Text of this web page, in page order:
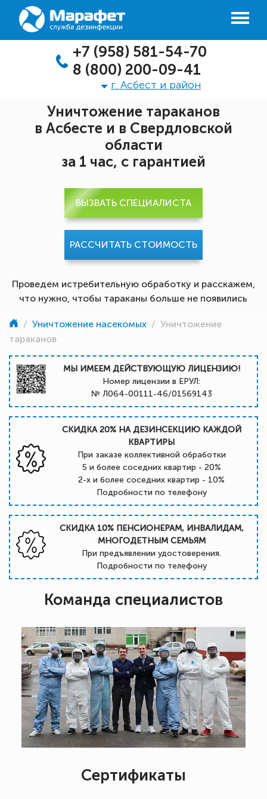
+7 (958) 581-54-70
8 (800) 200-09-41
г. Асбест и район
Уничтожение тараканов
в Асбесте и в Свердловской
области
за 1 час, с гарантией
Проведем истребительную обработку и расскажем,
что нужно, чтобы тараканы больше не появились
ВЫЗВАТЬ СПЕЦИАЛИСТА
РАССЧИТАТЬ СТОИМОСТЬ
/ Уничтожение насекомых / Уничтожение
тараканов
МЫ ИМЕЕМ ДЕЙСТВУЮЩУЮ ЛИЦЕНЗИЮ!
Номер лицензии в ЕРУЛ:
№ Л064-00111-46/01569143
СКИДКА 20% НА ДЕЗИНСЕКЦИЮ КАЖДОЙ
КВАРТИРЫ
При заказе коллективной обработки
5 и более соседних квартир - 20%
2-х и более соседних квартир - 10%
Подробности по телефону
СКИДКА 10% ПЕНСИОНЕРАМ, ИНВАЛИДАМ,
МНОГОДЕТНЫМ СЕМЬЯМ
При предъявлении удостоверения.
Подробности по телефону
Команда специалистов
Сертификаты